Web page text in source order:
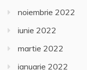
noiembrie 2022
iunie 2022
martie 2022
ianuarie 2022